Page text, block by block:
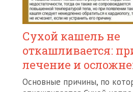
Сухой кашель не
откашливается:
лечение и
Основные причины, по